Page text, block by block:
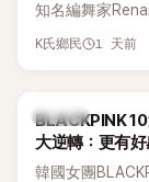
知名編舞家
Directors' War
K氏鄉民 1 天前
K-POP
BLACKPINK
大逆轉：更有
韓國女團